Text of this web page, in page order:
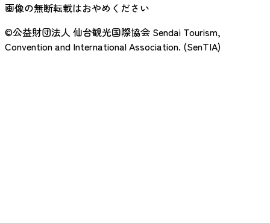
画像の無断転載はおやめください
©公益財団法人 仙台観光国際協会 Sendai Tourism,
Convention and International Association. (SenTIA)